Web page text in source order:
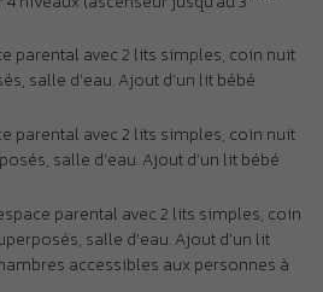
salon TV, bibliothèque, prêt de lit
terrasse panoramique, laverie.
et des spécialités régionales
de buffets à volonté avec un large
Vin à discrétion. L’hôtel club
un espace raclette (en supplément)